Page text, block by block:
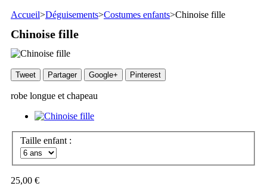
Accueil>Déguisements>Costumes enfants>Chinoise fille
Chinoise fille
Tweet Partager Google+ Pinterest
robe longue et chapeau
Taille enfant :
25,00 €